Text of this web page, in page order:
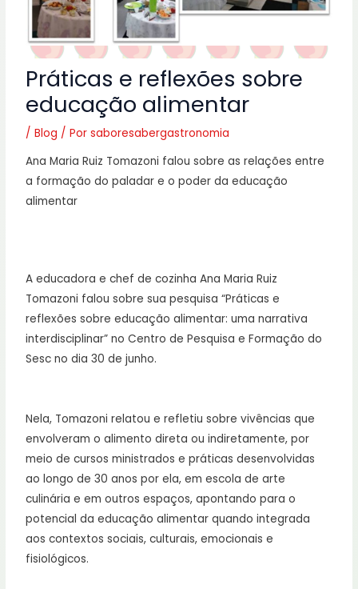
Práticas e reflexões sobre
educação alimentar
/Blog / Porsaboresabergastronomia
Ana Maria Ruiz Tomazoni falou sobre as relações entre
a formação do paladar e o poder da educação
alimentar
A educadora e chef de cozinha Ana Maria Ruiz
Tomazoni falou sobre sua pesquisa “Práticas e
reflexões sobre educação alimentar: uma narrativa
interdisciplinar” no Centro de Pesquisa e Formação do
Sesc no dia 30 de junho.
Nela, Tomazoni relatou e refletiu sobre vivências que
envolveram o alimento direta ou indiretamente, por
meio de cursos ministrados e práticas desenvolvidas
ao longo de 30 anos por ela, em escola de arte
culinária e em outros espaços, apontando para o
potencial da educação alimentar quando integrada
aos contextos sociais, culturais, emocionais e
fisiológicos.